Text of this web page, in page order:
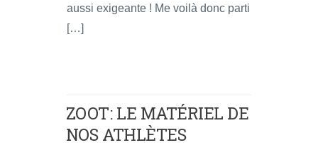
aussi exigeante ! Me voilà donc parti
[…]
ZOOT: LE MATÉRIEL DE
NOS ATHLÈTES